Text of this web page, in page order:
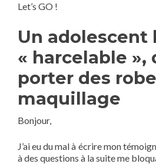
Let’s GO !
Un adolescent
« harcelable »,
porter des
maquillage
Bonjour,
J’ai eu du mal à écrire mon
à des questions à la suite me